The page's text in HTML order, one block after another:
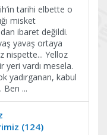
tarihi elbette o
misket
ibaret değildi.
yavaş ortaya
nispette... Yelloz
yeri vardı mesela.
yadırganan, kabul
Ben ...
(124)